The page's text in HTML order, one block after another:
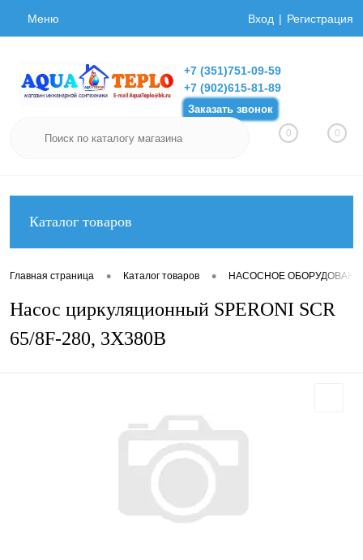
Меню Вход Регистрация
+7 (351)751-09-59
+7 (902)615-81-89
Заказать звонок
0 0
Каталог товаров
Главная страница • Каталог товаров • НАСОСНОЕ
Насос циркуляционный SPERONI SCR
65/8F-280, 3X380В